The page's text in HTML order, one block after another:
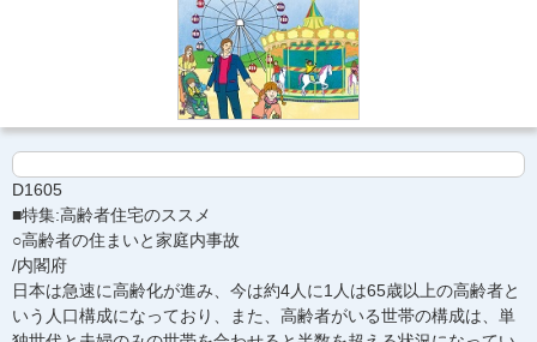
D1605
■特集:高齢者住宅のススメ
○高齢者の住まいと家庭内事故
/内閣府
日本は急速に高齢化が進み、今は約4人に1人は65歳以上の高齢者と
いう人口構成になっており、また、高齢者がいる世帯の構成は、単